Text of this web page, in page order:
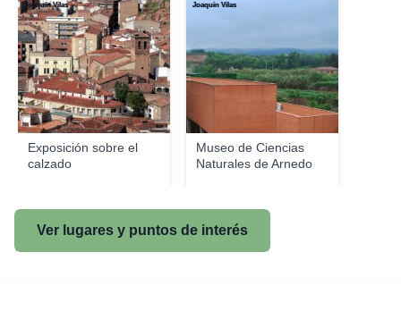
Exposición sobre el
calzado
Joaquín Vilas
Museo de Ciencias
Naturales de Arnedo
Joaquín Vilas
Ver lugares y puntos de interés